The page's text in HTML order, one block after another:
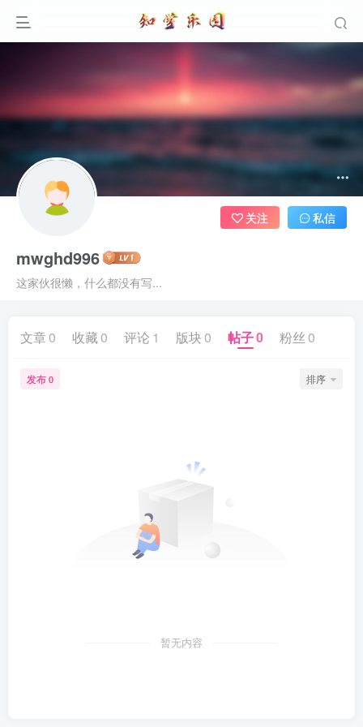
mwghd996
这家伙很懒，什么都没有写...
关注 私信
文章0 收藏 0 评论 1 版块 0 帖子0 粉丝 0
发布 0 排序
暂无内容